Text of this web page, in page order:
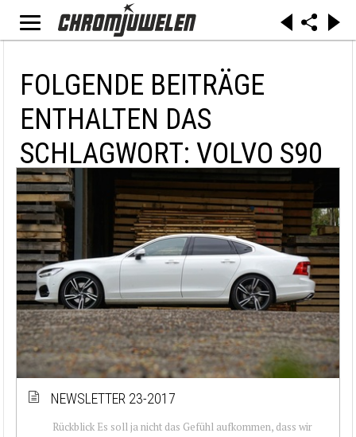
FOLGENDE BEITRÄGE
ENTHALTEN DAS
SCHLAGWORT: VOLVO S90
NEWSLETTER 23-2017
Rückblick Es soll ja nicht das Gefühl aufkommen, dass wir